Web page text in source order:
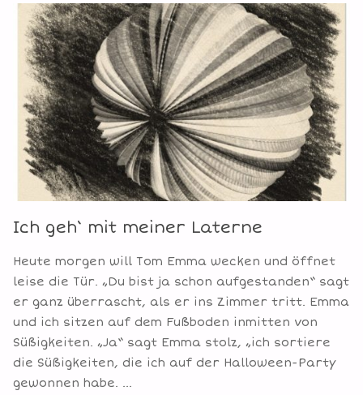
UND
GRÜNKOHL
MIT
PINKEL"
Ich geh‘ mit meiner Laterne
Heute morgen will Tom Emma wecken und öffnet
leise die Tür. „Du bist ja schon aufgestanden“ sagt
er ganz überrascht, als er ins Zimmer tritt. Emma
und ich sitzen auf dem Fußboden inmitten von
Süßigkeiten. „Ja“ sagt Emma stolz, „ich sortiere
die Süßigkeiten, die ich auf der Halloween-Party
gewonnen habe. …